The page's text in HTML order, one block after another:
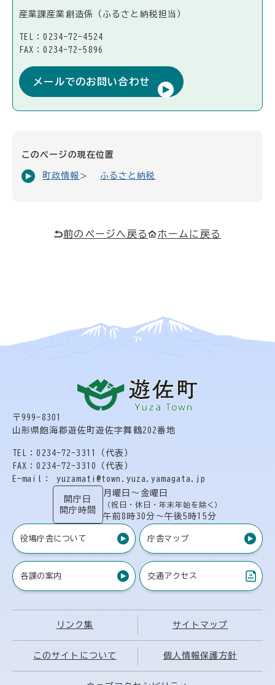
産業課産業創造係（ふるさと納税担当）
TEL：0234-72-4524
FAX：0234-72-5896
メールでのお問い合わせ
このページの現在位置
町政情報 ふるさと納税
前のページへ戻る ホームに戻る
〒999-8301
山形県飽海郡遊佐町遊佐字舞鶴202番地
TEL：0234-72-3311（代表）
FAX：0234-72-3310（代表）
E-mail： yuzamati@town.yuza.yamagata.jp
開庁日
開庁時間
月曜日〜金曜日
（祝日・休日・年末年始を除く）
午前8時30分〜午後5時15分
役場庁舎について 庁舎マップ
各課の案内 交通アクセス
（PDF）
リンク集 サイトマップ
このサイトについて 個人情報保護方針